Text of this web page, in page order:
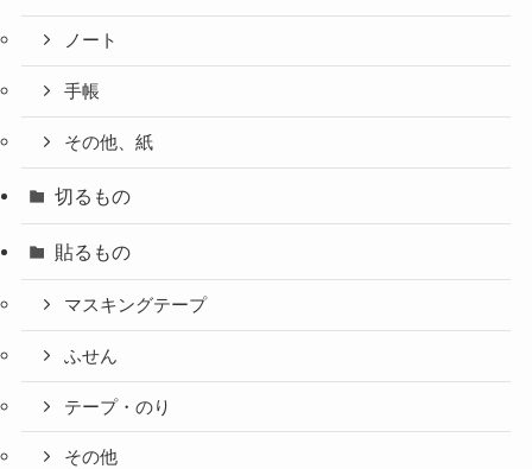
ノート
手帳
その他、紙
切るもの
貼るもの
マスキングテープ
ふせん
テープ・のり
その他